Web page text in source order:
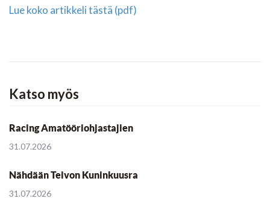
Lue koko artikkeli tästä (pdf)
Katso myös
Racing Amatööriohjastajien
31.07.2026
Nähdään Teivon Kuninkuusra
31.07.2026